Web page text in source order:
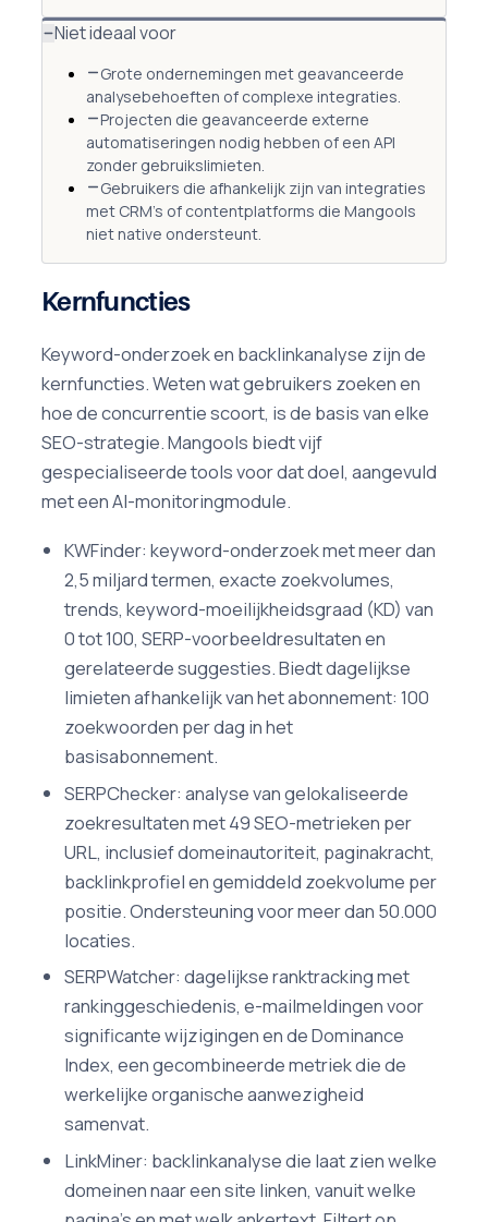
Niet ideaal voor
Grote ondernemingen met geavanceerde
analysebehoeften of complexe integraties.
Projecten die geavanceerde externe
automatiseringen nodig hebben of een API
zonder gebruikslimieten.
Gebruikers die afhankelijk zijn van integraties
met CRM's of contentplatforms die Mangools
niet native ondersteunt.
Kernfuncties
Keyword-onderzoek en backlinkanalyse zijn de
kernfuncties. Weten wat gebruikers zoeken en
hoe de concurrentie scoort, is de basis van elke
SEO-strategie. Mangools biedt vijf
gespecialiseerde tools voor dat doel, aangevuld
met een AI-monitoringmodule.
KWFinder: keyword-onderzoek met meer dan
2,5 miljard termen, exacte zoekvolumes,
trends, keyword-moeilijkheidsgraad (KD) van
0 tot 100, SERP-voorbeeldresultaten en
gerelateerde suggesties. Biedt dagelijkse
limieten afhankelijk van het abonnement: 100
zoekwoorden per dag in het
basisabonnement.
SERPChecker: analyse van gelokaliseerde
zoekresultaten met 49 SEO-metrieken per
URL, inclusief domeinautoriteit, paginakracht,
backlinkprofiel en gemiddeld zoekvolume per
positie. Ondersteuning voor meer dan 50.000
locaties.
SERPWatcher: dagelijkse ranktracking met
rankinggeschiedenis, e-mailmeldingen voor
significante wijzigingen en de Dominance
Index, een gecombineerde metriek die de
werkelijke organische aanwezigheid
samenvat.
LinkMiner: backlinkanalyse die laat zien welke
domeinen naar een site linken, vanuit welke